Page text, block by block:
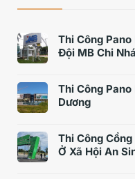
Thi Công
Đội MB Chi
Thi Công
Dương
Thi Công
Ở Xã Hội An